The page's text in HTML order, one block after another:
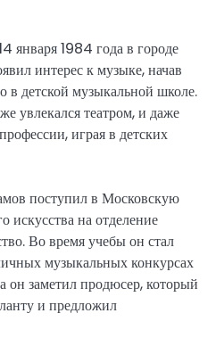
января 1984 года в городе
интерес к музыке, начав
в детской музыкальной школе.
увлекался театром, и даже
играя в детских
поступил в Московскую
искусства на отделение
Во время учебы он стал
музыкальных конкурсах
он заметил продюсер, который
и предложил